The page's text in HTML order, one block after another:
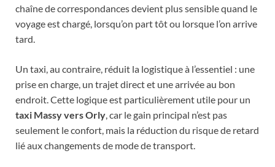
chaîne de correspondances devient plus sensible quand le
voyage est chargé, lorsqu’on part tôt ou lorsque l’on arrive
tard.
Un taxi, au contraire, réduit la logistique à l’essentiel : une
prise en charge, un trajet direct et une arrivée au bon
endroit. Cette logique est particulièrement utile pour un
taxi Massy vers Orly, car le gain principal n’est pas
seulement le confort, mais la réduction du risque de retard
lié aux changements de mode de transport.